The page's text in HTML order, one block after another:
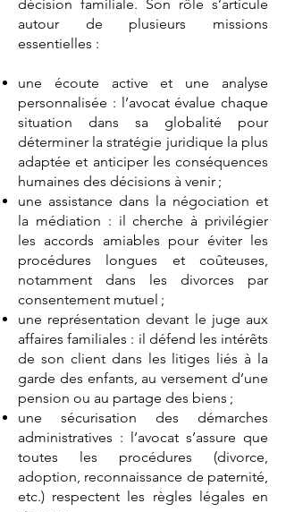
décision familiale. Son rôle s’articule
autour de plusieurs missions
essentielles :
une écoute active et une analyse
personnalisée : l’avocat évalue chaque
situation dans sa globalité pour
déterminer la stratégie juridique la plus
adaptée et anticiper les conséquences
humaines des décisions à venir ;
une assistance dans la négociation et
la médiation : il cherche à privilégier
les accords amiables pour éviter les
procédures longues et coûteuses,
notamment dans les divorces par
consentement mutuel ;
une représentation devant le juge aux
affaires familiales : il défend les intérêts
de son client dans les litiges liés à la
garde des enfants, au versement d’une
pension ou au partage des biens ;
une sécurisation des démarches
administratives : l’avocat s’assure que
toutes les procédures (divorce,
adoption, reconnaissance de paternité,
etc.) respectent les règles légales en